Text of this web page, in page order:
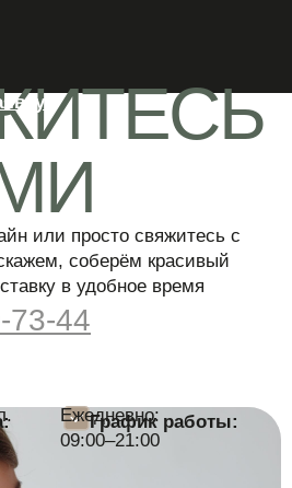
свяжитесь с
красивый
График работы:
в соцсетях: